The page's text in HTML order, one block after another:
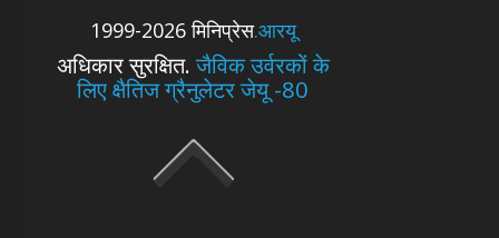
1999-2026 मिनिप्रेस.आरयू
अधिकार सुरक्षित.जैविक उर्वरकों के
लिए क्षैतिज ग्रैनुलेटर जेयू -80